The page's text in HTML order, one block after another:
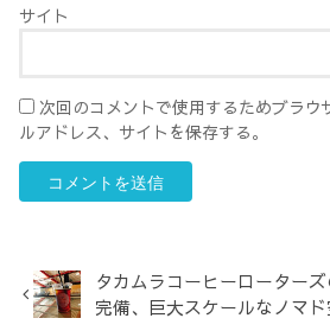
サイト
次回のコメントで使用するためブラウ
ルアドレス、サイトを保存する。
タカムラコーヒーローター
完備、巨大スケールなノマド